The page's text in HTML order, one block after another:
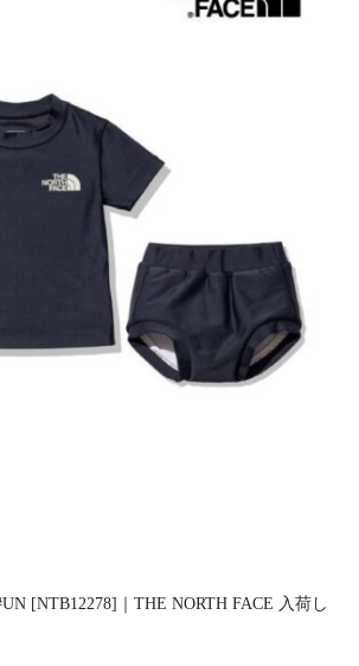
[NTB12278]｜THE NORTH FACE 入荷し